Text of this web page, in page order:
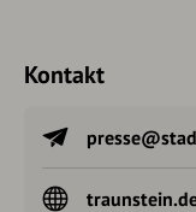
Kontakt